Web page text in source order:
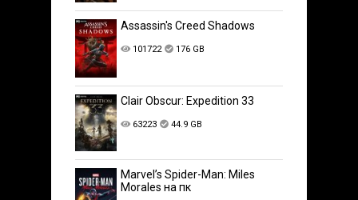
Assassin's Creed Shadows
101722 176 GB
Clair Obscur: Expedition 33
63223 44.9 GB
Marvel’s Spider-Man: Miles
Morales на пк